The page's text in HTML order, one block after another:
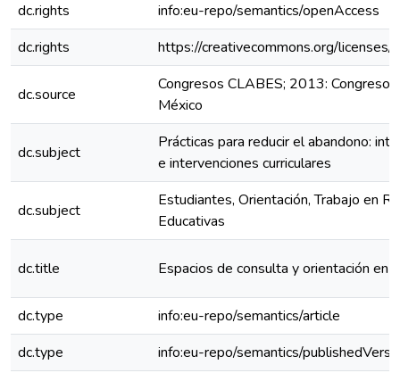
dc.rights
info:eu-repo/semantics/openAccess
dc.rights
https://creativecommons.org/
dc.source
Congresos CLABES; 2013: Congreso
México
dc.subject
Prácticas para reducir el abandono:
e intervenciones curriculares
dc.subject
Estudiantes, Orientación, Trabajo en
Educativas
dc.title Espacios de consulta y orientación en
dc.type
info:eu-repo/semantics/article
dc.type
info:eu-repo/semantics/